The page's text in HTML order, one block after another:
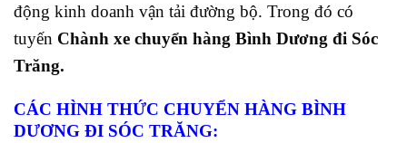
động kinh doanh vận tải đường bộ. Trong đó có
tuyến Chành xe chuyển hàng Bình Dương đi Sóc
Trăng.
CÁC HÌNH THỨC CHUYỂN HÀNG BÌNH
DƯƠNG ĐI SÓC TRĂNG: